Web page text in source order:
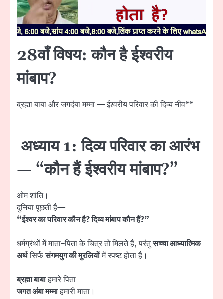
28वाँ विषय: कौन है ईश्वरीय
मांबाप?
ब्रह्मा बाबा और जगदंबा मम्मा — ईश्वरीय परिवार की दिव्य नींव**
अध्याय 1: दिव्य परिवार का आरंभ
— “कौन हैं ईश्वरीय मांबाप?”
ओम शांति।
दुनिया पूछती है—
“ईश्वर का परिवार कौन है? दिव्य मांबाप कौन हैं?”
धर्मग्रंथों में माता–पिता के चित्र तो मिलते हैं, परंतुसच्चा आध्यात्मिक
अर्थसिर्फसंगमयुग की मुरलियोंमें स्पष्ट होता है।
ब्रह्मा बाबाहमारे पिता
जगत अंबा मम्माहमारी माता।